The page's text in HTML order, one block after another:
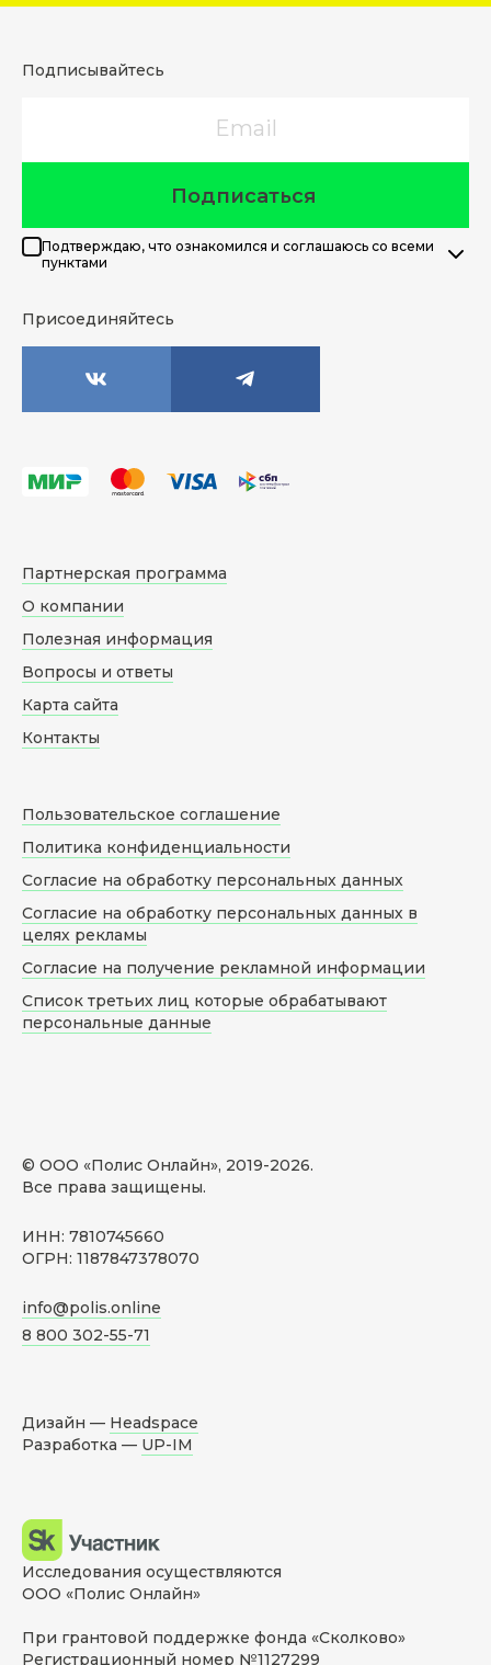
Подписывайтесь
Подписаться
Подтверждаю, что ознакомился и соглашаюсь со всеми
пунктами
Присоединяйтесь
© ООО «Полис Онлайн», 2019-2026.
Все права защищены.
ИНН: 7810745660
ОГРН: 1187847378070
info@polis.online
8 800 302-55-71
Партнерская программа
О компании
Полезная информация
Вопросы и ответы
Карта сайта
Контакты
Пользовательское соглашение
Политика конфиденциальности
Согласие на обработку персональных данных
Согласие на обработку персональных данных в
целях рекламы
Согласие на получение рекламной информации
Список третьих лиц которые обрабатывают
персональные данные
Дизайн — Headspace
Разработка — UP-IM
Исследования осуществляются
ООО «Полис Онлайн»
При грантовой поддержке фонда «Сколково»
Регистрационный номер №1127299